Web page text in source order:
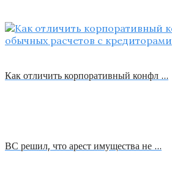
Как отличить корпоративный конфл …
ВС решил, что арест имущества не …